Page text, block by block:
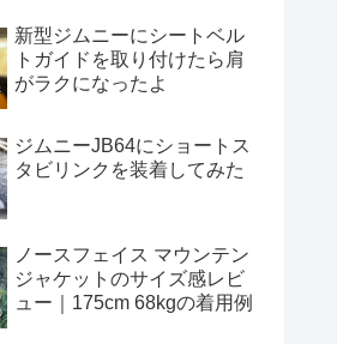
新型ジムニーにシートベル
トガイドを取り付けたら肩
がラクになったよ
ジムニーJB64にショートス
タビリンクを装着してみた
ノースフェイス マウンテン
ジャケットのサイズ感レビ
ュー｜175cm 68kgの着用例